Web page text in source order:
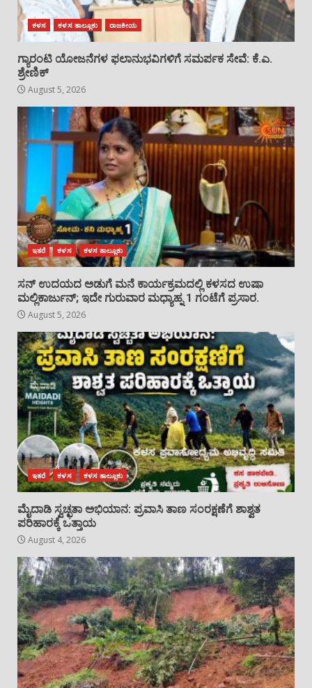
ಕಳಸ ಕಳಸ ತಾಲ್ಲೂಕು ರಾಜಕೀಯ
ಗ್ಯಾರಂಟಿ ಯೋಜನೆಗಳ ಫಲಾನುಭವಿಗಳಿಗೆ ಸಮರ್ಪಕ ಸೇವೆ: ಕೆ.ಎ.
ಶ್ರೇಣಿಕ್
August 5, 2026
ಇತರೆ ಕಳಸ ಕಳಸ ತಾಲ್ಲೂಕು
ಸನ್ ಉದಯದ ಅಡುಗೆ ಮನೆ ಕಾರ್ಯಕ್ರಮದಲ್ಲಿ ಕಳಸದ ಉಷಾ
ಮಲ್ಲಿಕಾರ್ಜುನ್; ಇದೇ ಗುರುವಾರ ಮಧ್ಯಾಹ್ನ 1 ಗಂಟೆಗೆ ಪ್ರಸಾರ.
August 5, 2026
ಇತರೆ ಕಳಸ ಕಳಸ ತಾಲ್ಲೂಕು
ಮೈದಾಡಿ ಸ್ವಚ್ಛತಾ ಅಭಿಯಾನ: ಪ್ರವಾಸಿ ತಾಣ ಸಂರಕ್ಷಣೆಗೆ ಶಾಶ್ವತ
ಪರಿಹಾರಕ್ಕೆ ಒತ್ತಾಯ
August 4, 2026